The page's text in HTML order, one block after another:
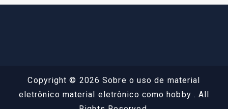
Copyright © 2026 Sobre o uso de material
eletrônico material eletrônico como hobby . All